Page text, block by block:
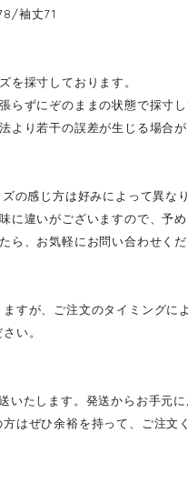
袖丈71
を採寸しております。
らずにぞのままの状態で採寸し
より若干の誤差が生じる場合が
の感じ方は好みによって異な
に違いがございますので、予め
ら、お気軽にお問い合わせくだ
すが、ご注文のタイミング
い。
いたします。発送からお手元
はぜひ余裕を持って、ご注文